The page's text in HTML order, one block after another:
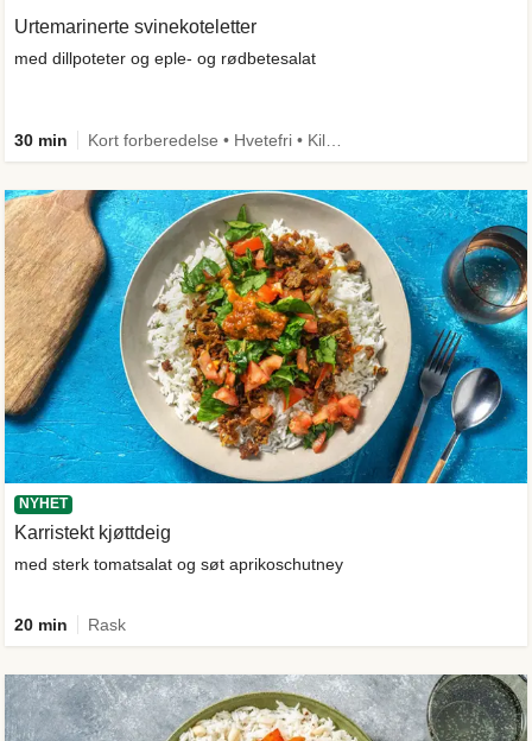
Urtemarinerte svinekoteletter
med dillpoteter og eple- og rødbetesalat
30 min
NYHET
Karristekt kjøttdeig
med sterk tomatsalat og søt aprikoschutney
20 min Rask